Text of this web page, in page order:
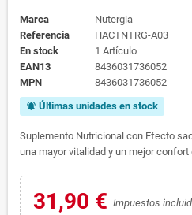
Marca
Nutergia
Referencia
HACTNTRG-A03
En stock
1 Artículo
EAN13
8436031736052
MPN
8436031736052
notifications_active Últimas unidades en stock
Suplemento Nutricional con Efecto
una mayor vitalidad y un mejor confort
31,90 € Impuestos